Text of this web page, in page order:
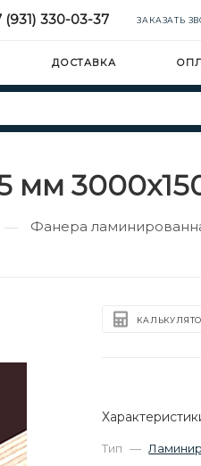
(931) 330-03-37 ЗАКАЗАТЬ
ДОСТАВКА
— Фанера
Тип —